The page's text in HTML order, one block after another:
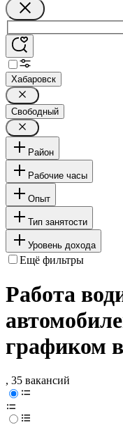
Хабаровск
Свободный
Район
Рабочие часы
Опыт
Тип занятости
Уровень дохода
Ещё фильтры
Работа
графиком
, 35 вакансий